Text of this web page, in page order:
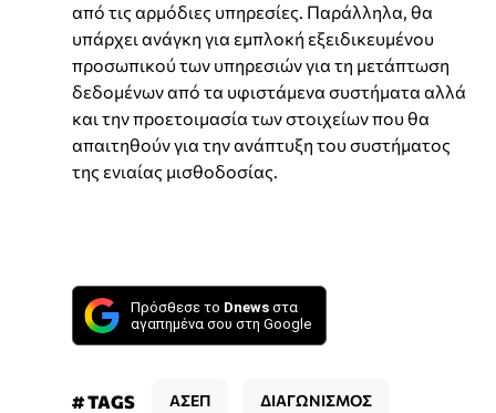
από τις αρμόδιες υπηρεσίες. Παράλληλα, θα
υπάρχει ανάγκη για εμπλοκή εξειδικευμένου
προσωπικού των υπηρεσιών για τη μετάπτωση
δεδομένων από τα υφιστάμενα συστήματα αλλά
και την προετοιμασία των στοιχείων που θα
απαιτηθούν για την ανάπτυξη του συστήματος
της ενιαίας μισθοδοσίας.
Πρόσθεσε το Dnews στα
αγαπημένα σου στη Google
# TAGS ΑΣΕΠ ΔΙΑΓΩΝΙΣΜΟΣ